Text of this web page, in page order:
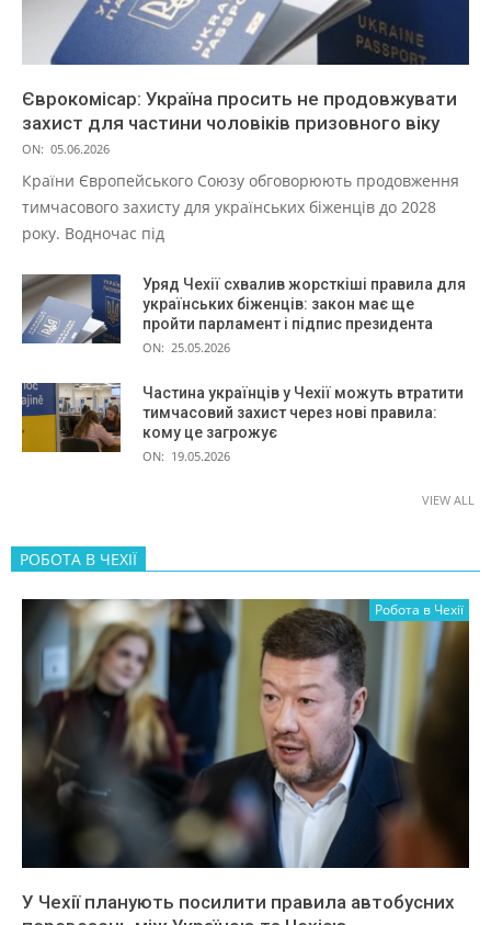
Єврокомісар: Україна просить не продовжувати
захист для частини чоловіків призовного віку
ON: 05.06.2026
Країни Європейського Союзу обговорюють продовження
тимчасового захисту для українських біженців до 2028
року. Водночас під
Уряд Чехії схвалив жорсткіші правила для
українських біженців: закон має ще
пройти парламент і підпис президента
ON: 25.05.2026
Частина українців у Чехії можуть втратити
тимчасовий захист через нові правила:
кому це загрожує
ON: 19.05.2026
VIEW ALL
РОБОТА В ЧЕХІЇ
Робота в Чехії
У Чехії планують посилити правила автобусних